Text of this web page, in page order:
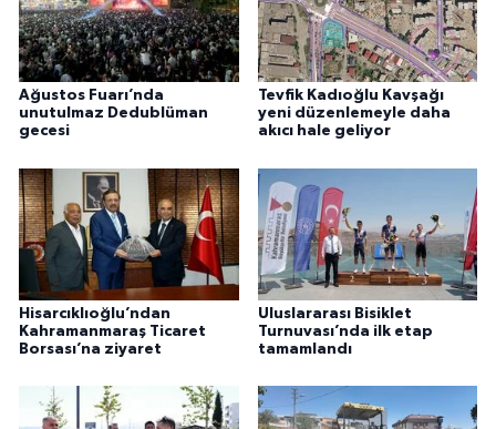
Ağustos Fuarı’nda
unutulmaz Dedublüman
gecesi
Tevfik Kadıoğlu Kavşağı
yeni düzenlemeyle daha
akıcı hale geliyor
Hisarcıklıoğlu’ndan
Kahramanmaraş Ticaret
Borsası’na ziyaret
Uluslararası Bisiklet
Turnuvası’nda ilk etap
tamamlandı